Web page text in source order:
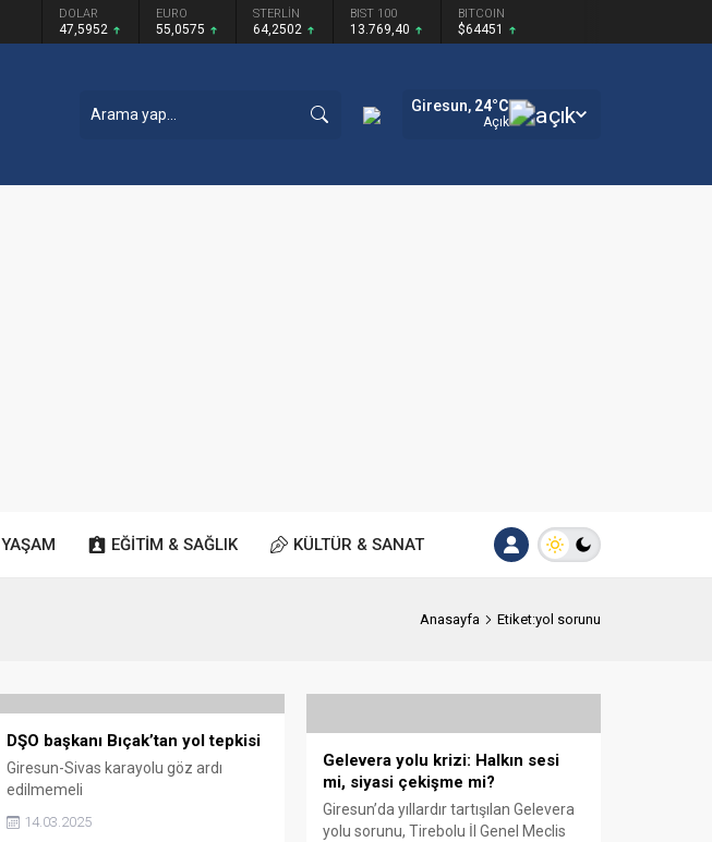
DOLAR
47,5952
EURO
55,0575
STERLİN
64,2502
BIST 100
13.769,40
BITCOIN
$64451
Giresun, 24°C
Açık
YAŞAM EĞİTİM & SAĞLIK KÜLTÜR & SANAT
Anasayfa Etiket:yol sorunu
DŞO başkanı Bıçak’tan yol tepkisi
Giresun-Sivas karayolu göz ardı
edilmemeli
14.03.2025
Gelevera yolu krizi: Halkın sesi
mi, siyasi çekişme mi?
Giresun’da yıllardır tartışılan Gelevera
yolu sorunu, Tirebolu İl Genel Meclis